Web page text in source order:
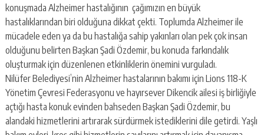
konuşmada Alzheimer hastalığının çağımızın en büyük
hastalıklarından biri olduğuna dikkat çekti. Toplumda Alzheimer ile
mücadele eden ya da bu hastalığa sahip yakınları olan pek çok insan
olduğunu belirten Başkan Şadi Özdemir, bu konuda farkındalık
oluşturmak için düzenlenen etkinliklerin önemini vurguladı.
Nilüfer Belediyesi’nin Alzheimer hastalarının bakımı için Lions 118-K
Yönetim Çevresi Federasyonu ve hayırsever Dikencik ailesi iş birliğiyle
açtığı hasta konuk evinden bahseden Başkan Şadi Özdemir, bu
alandaki hizmetlerini artırarak sürdürmek istediklerini dile getirdi. Yaşlı